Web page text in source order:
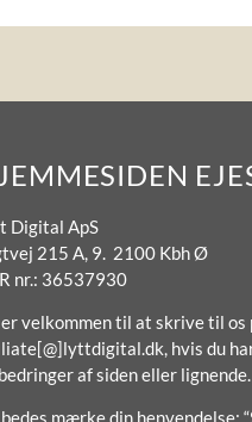
Digital ApS
215 A, 9. 2100 Kbh Ø
nr.: 36537930
velkommen til at skrive til os
hvis du
af siden eller lignende.